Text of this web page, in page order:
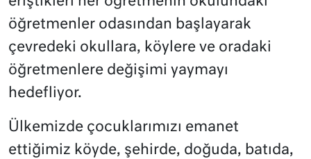
öğretmenler odasından başlayarak
çevredeki okullara, köylere ve oradaki
öğretmenlere değişimi yaymayı
hedefliyor.
Ülkemizde çocuklarımızı emanet
ettiğimiz köyde, şehirde, doğuda, batıda,